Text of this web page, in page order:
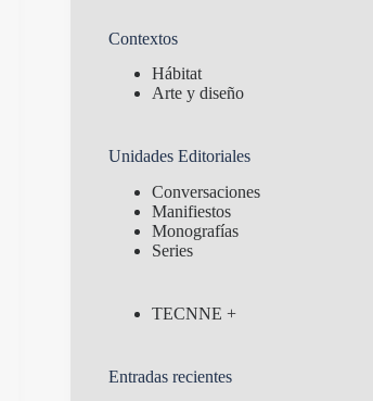
Contextos
Hábitat
Arte y diseño
Unidades Editoriales
Conversaciones
Manifiestos
Monografías
Series
TECNNE +
Entradas recientes